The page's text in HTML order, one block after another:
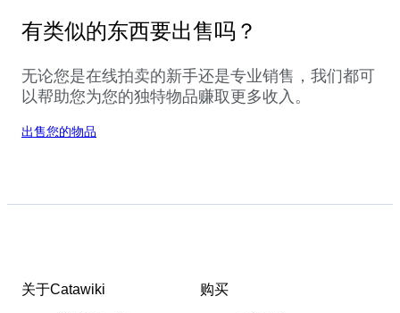
有类似的东西要出售吗？
无论您是在线拍卖的新手还是专业销售，我们都可
以帮助您为您的独特物品赚取更多收入。
出售您的物品
关于Catawiki 购买